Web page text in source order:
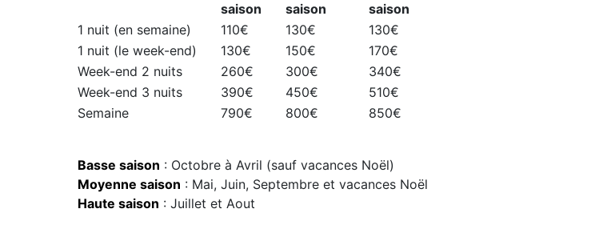
saison
saison
saison
1 nuit (en semaine)
110€ 130€
130€
1 nuit (le week-end)
130€ 150€
170€
Week-end 2 nuits
260€ 300€
340€
Week-end 3 nuits
390€ 450€
510€
Semaine
790€ 800€ 850€
Basse saison : Octobre à Avril (sauf vacances Noël)
Moyenne saison : Mai, Juin, Septembre et vacances Noël
Haute saison : Juillet et Aout